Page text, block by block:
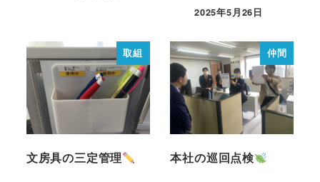
2025年5月26日
取組
文房具の三定管理
仲間
本社の巡回点検